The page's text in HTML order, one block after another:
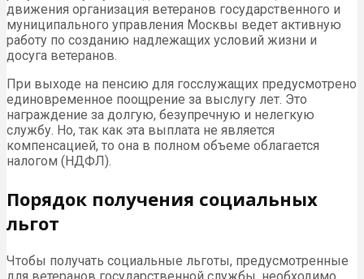
движения организация ветеранов государственного и
муниципального управления Москвы ведет активную
работу по созданию надлежащих условий жизни и
досуга ветеранов.
При выходе на пенсию для госслужащих предусмотрено
единовременное поощрение за выслугу лет. Это
награждение за долгую, безупречную и нелегкую
службу. Но, так как эта выплата не является
компенсацией, то она в полном объеме облагается
налогом (НДФЛ).
Порядок получения социальных
льгот
Чтобы получать социальные льготы, предусмотренные
для ветеранов государственной службы, необходимо